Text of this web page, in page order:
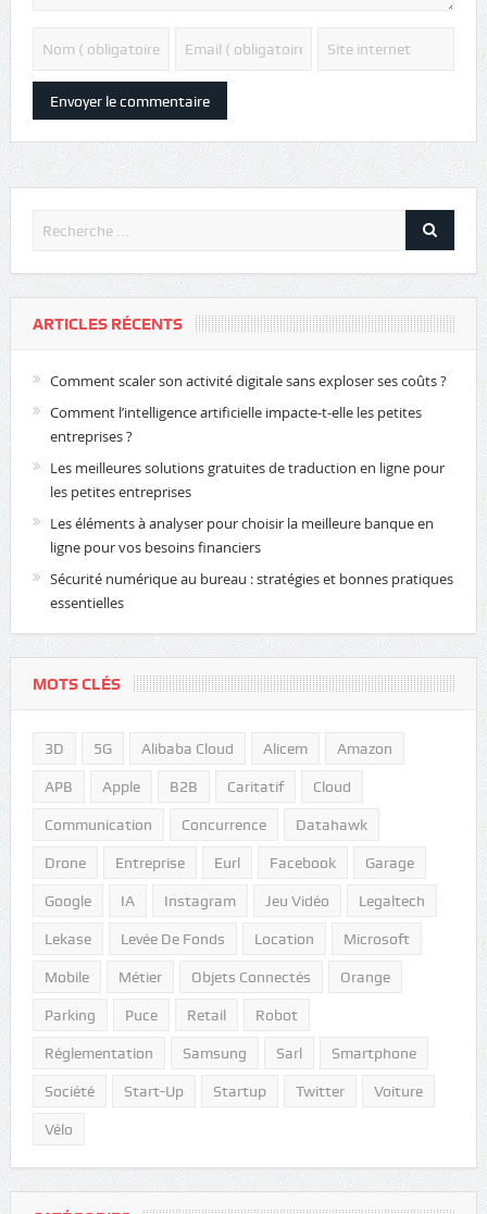
ARTICLES RÉCENTS
Comment scaler son activité digitale sans exploser ses coûts ?
Comment l’intelligence artificielle impacte-t-elle les petites
entreprises ?
Les meilleures solutions gratuites de traduction en ligne pour
les petites entreprises
Les éléments à analyser pour choisir la meilleure banque en
ligne pour vos besoins financiers
Sécurité numérique au bureau : stratégies et bonnes pratiques
essentielles
MOTS CLÉS
3D 5G Alibaba Cloud Alicem Amazon
APB Apple B2B Caritatif Cloud
Communication Concurrence Datahawk
Drone Entreprise Eurl Facebook Garage
Google IA Instagram Jeu Vidéo Legaltech
Lekase Levée De Fonds Location Microsoft
Mobile Métier Objets Connectés Orange
Parking Puce Retail Robot
Réglementation Samsung Sarl Smartphone
Société Start-Up Startup Twitter Voiture
Vélo